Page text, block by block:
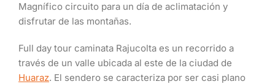
Magnífico circuito para un día de aclimatación y
disfrutar de las montañas.
Full day tour caminata Rajucolta es un recorrido a
través de un valle ubicada al este de la ciudad de
Huaraz. El sendero se caracteriza por ser casi plano